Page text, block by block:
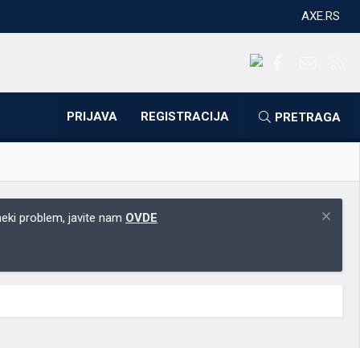
AXE.RS
PRIJAVA REGISTRACIJA PRETRAGA
problem, javite nam OVDE